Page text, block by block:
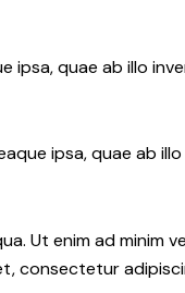
ipsa, quae ab illo
ipsa, quae ab
Ut enim ad minim
consectetur